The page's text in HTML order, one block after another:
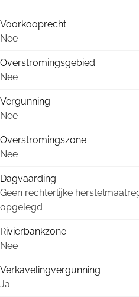
Voorkooprecht
Nee
Overstromingsgebied
Nee
Vergunning
Nee
Overstromingszone
Nee
Dagvaarding
Geen rechterlijke
opgelegd
Rivierbankzone
Nee
Verkavelingvergunning
Ja